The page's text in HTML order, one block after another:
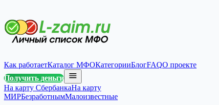
Как работаетКаталог МФОКатегорииБлогFAQО проекте
Получить деньги
На карту СбербанкаНа карту
МИРБезработнымМалоизвестные